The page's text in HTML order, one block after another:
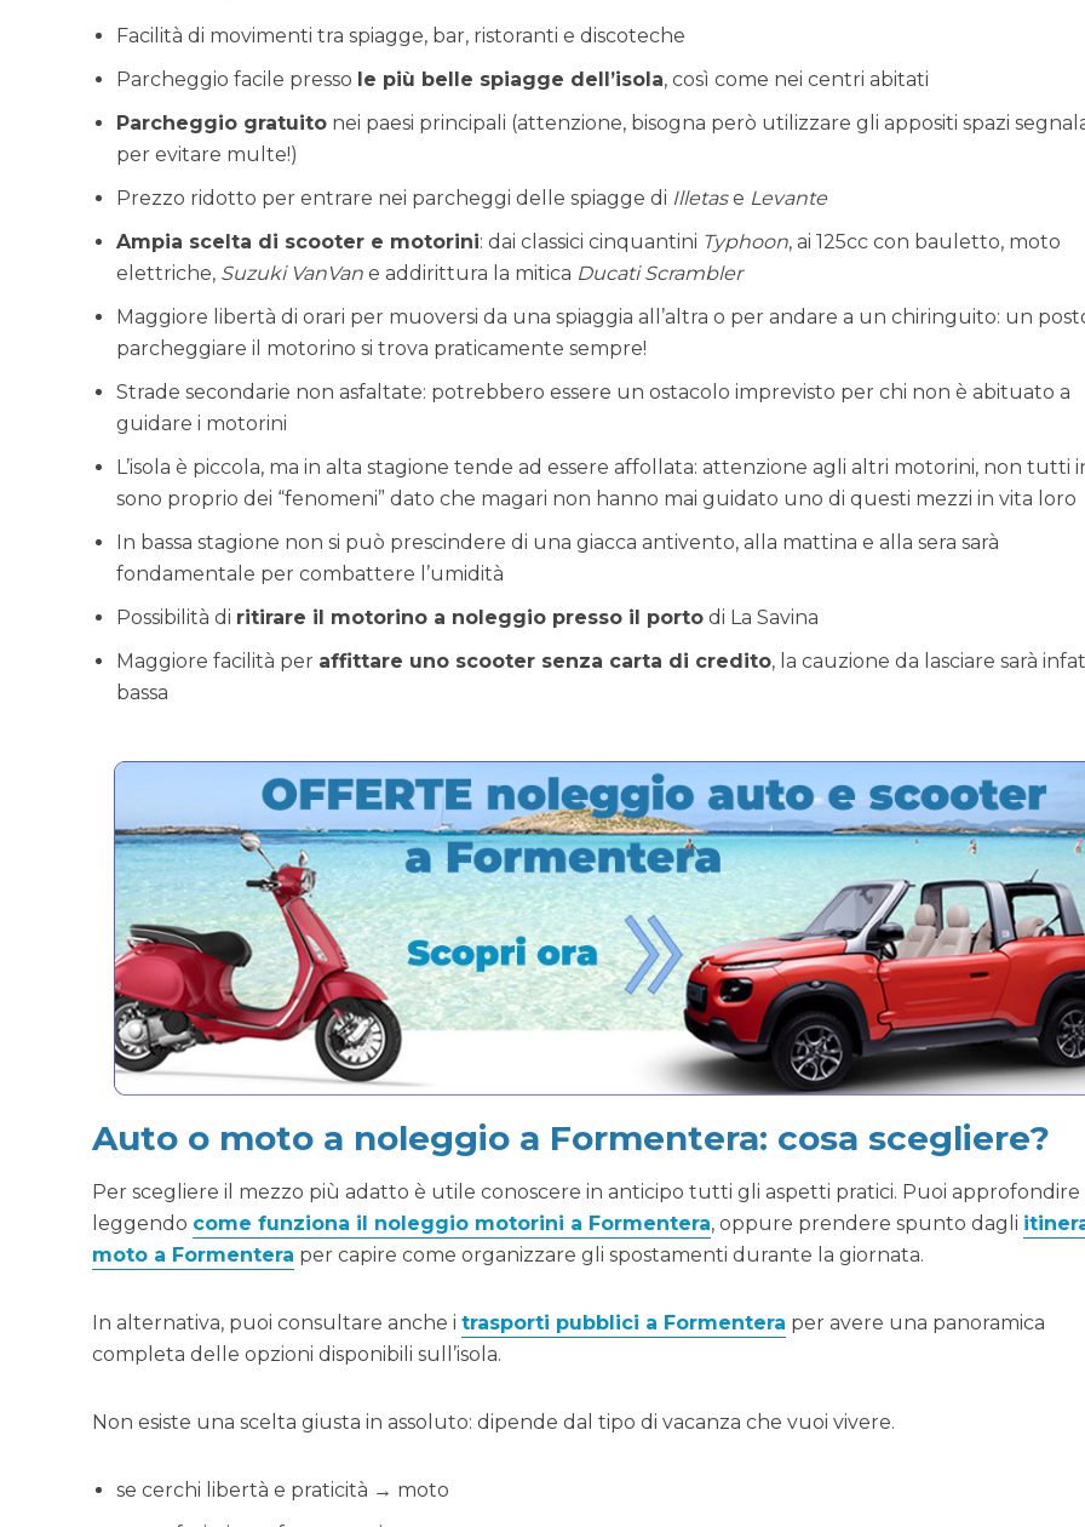
Facilità di movimenti tra spiagge, bar, ristoranti e discoteche
Parcheggio facile presso le più belle spiagge dell’isola, così come nei centri abitati
Parcheggio gratuitonei paesi principali (attenzione, bisogna però utilizzare gli appositi spazi
per evitare multe!)
Prezzo ridotto per entrare nei parcheggi delle spiagge di Illetase Levante
Ampia scelta di scooter e motorini: dai classici cinquantini Typhoon, ai 125cc con bauletto, moto
elettriche, Suzuki VanVane addirittura la mitica Ducati Scrambler
Maggiore libertà di orari per muoversi da una spiaggia all’altra o per andare a un chiringuito: un
parcheggiare il motorino si trova praticamente sempre!
Strade secondarie non asfaltate: potrebbero essere un ostacolo imprevisto per chi non è abituato a
guidare i motorini
L’isola è piccola, ma in alta stagione tende ad essere affollata: attenzione agli altri motorini, non tutti
sono proprio dei “fenomeni” dato che magari non hanno mai guidato uno di questi mezzi in vita loro
In bassa stagione non si può prescindere di una giacca antivento, alla mattina e alla sera sarà
fondamentale per combattere l’umidità
Possibilità di ritirare il motorino a noleggio presso il portodi La Savina
Maggiore facilità per affittare uno scooter senza carta di credito, la cauzione da lasciare sarà
bassa
Auto o moto a noleggio a Formentera: cosa scegliere?
Per scegliere il mezzo più adatto è utile conoscere in anticipo tutti gli aspetti pratici. Puoi approfondire
leggendo come funziona il noleggio motorini a Formentera, oppure prendere spunto dagli
moto a Formentera per capire come organizzare gli spostamenti durante la giornata.
In alternativa, puoi consultare anche i trasporti pubblici a Formentera per avere una panoramica
completa delle opzioni disponibili sull’isola.
Non esiste una scelta giusta in assoluto: dipende dal tipo di vacanza che vuoi vivere.
se cerchi libertà e praticità → moto